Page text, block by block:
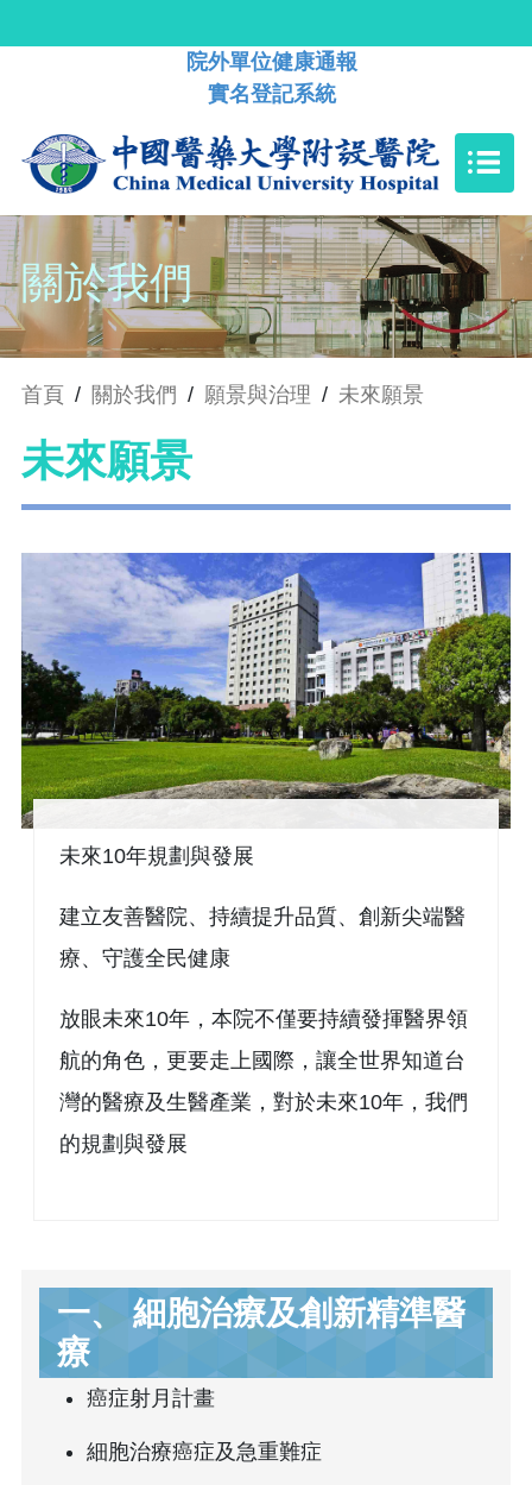
院外單位健康通報
實名登記系統
關於我們
首頁 / 關於我們 / 願景與治理 / 未來願景
未來願景
未來10年規劃與發展
建立友善醫院、持續提升品質、創新尖端醫
療、守護全民健康
放眼未來10年，本院不僅要持續發揮醫界領
航的角色，更要走上國際，讓全世界知道台
灣的醫療及生醫產業，對於未來10年，我們
的規劃與發展
一、 細胞治療及創新精準醫
療
癌症射月計畫
細胞治療癌症及急重難症